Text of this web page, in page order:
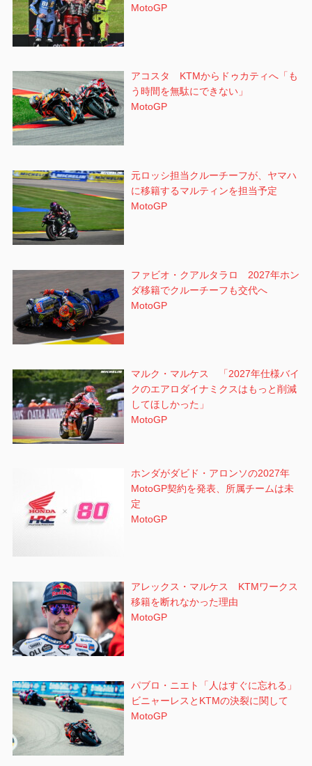
MotoGP
アコスタ KTMからドゥカティへ「も
う時間を無駄にできない」
MotoGP
元ロッシ担当クルーチーフが、ヤマハ
に移籍するマルティンを担当予定
MotoGP
ファビオ・クアルタラロ 2027年ホン
ダ移籍でクルーチーフも交代へ
MotoGP
マルク・マルケス 「2027年仕様バイ
クのエアロダイナミクスはもっと削減
してほしかった」
MotoGP
ホンダがダビド・アロンソの2027年
MotoGP契約を発表、所属チームは未
定
MotoGP
アレックス・マルケス KTMワークス
移籍を断れなかった理由
MotoGP
パブロ・ニエト「人はすぐに忘れる」
ビニャーレスとKTMの決裂に関して
MotoGP